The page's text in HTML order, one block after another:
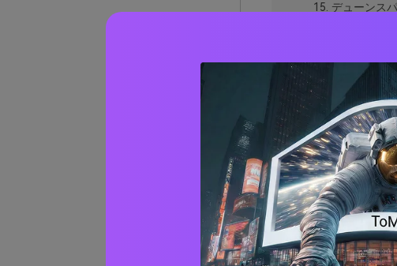
デューンス
プレーリー
セピアサン
ココアサン
イエローブラ
イエローブラ
AIでイエロー